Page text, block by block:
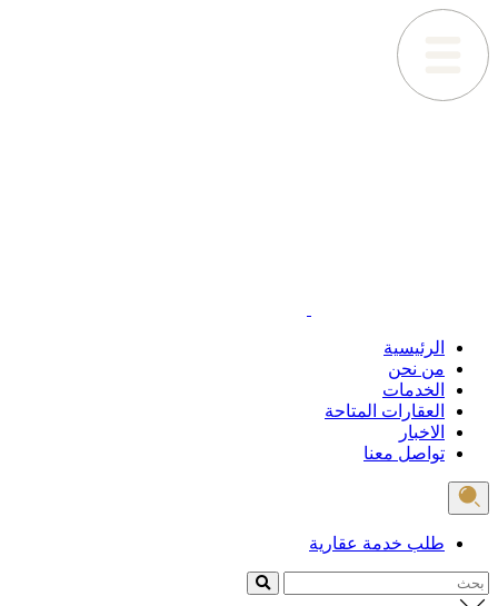
الرئيسية
من نحن
الخدمات
العقارات المتاحة
الاخبار
تواصل معنا
طلب خدمة عقارية
بحث